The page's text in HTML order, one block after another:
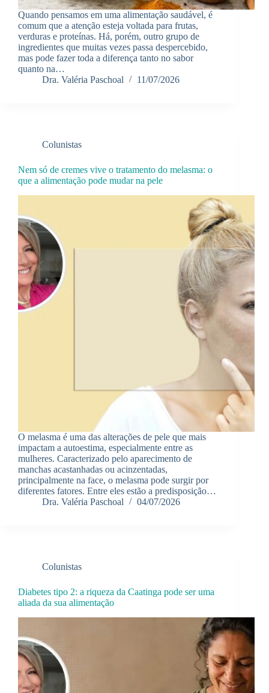
Quando pensamos em uma alimentação saudável, é
comum que a atenção esteja voltada para frutas,
verduras e proteínas. Há, porém, outro grupo de
ingredientes que muitas vezes passa despercebido,
mas pode fazer toda a diferença tanto no sabor
quanto na…
Dra. Valéria Paschoal
11/07/2026
Colunistas
Nem só de cremes vive o tratamento do melasma: o
que a alimentação pode mudar na pele
O melasma é uma das alterações de pele que mais
impactam a autoestima, especialmente entre as
mulheres. Caracterizado pelo aparecimento de
manchas acastanhadas ou acinzentadas,
principalmente na face, o melasma pode surgir por
diferentes fatores. Entre eles estão a predisposição…
Dra. Valéria Paschoal
04/07/2026
Colunistas
Diabetes tipo 2: a riqueza da Caatinga pode ser uma
aliada da sua alimentação